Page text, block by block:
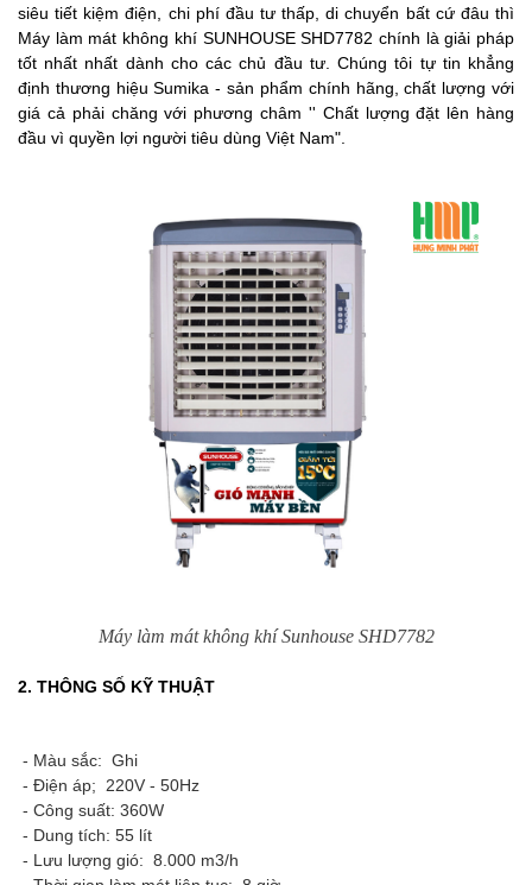
siêu tiết kiệm điện, chi phí đầu tư thấp, di chuyển bất cứ đâu thì
Máy làm mát không khí SUNHOUSE SHD7782 chính là giải pháp
tốt nhất nhất dành cho các chủ đầu tư. Chúng tôi tự tin khẳng
định thương hiệu Sumika - sản phẩm chính hãng, chất lượng với
giá cả phải chăng với phương châm '' Chất lượng đặt lên hàng
đầu vì quyền lợi người tiêu dùng Việt Nam".
Máy làm mát không khí Sunhouse SHD7782
2. THÔNG SỐ KỸ THUẬT
- Màu sắc: Ghi
- Điện áp; 220V - 50Hz
- Công suất: 360W
- Dung tích: 55 lít
- Lưu lượng gió: 8.000 m3/h